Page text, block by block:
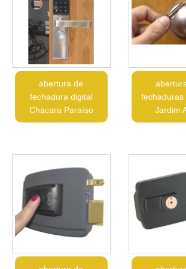
abertura de
fechadura digital
Chácara Paraíso
fechaduras
Jardim